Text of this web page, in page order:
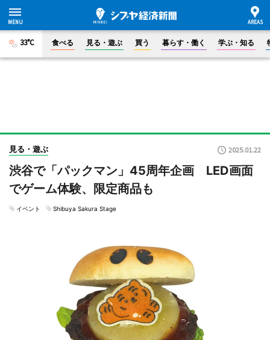
33°C 食べる 見る・遊ぶ 買う 暮らす・働く 学ぶ・知る
見る・遊ぶ 2025.01.22
渋谷で「パックマン」45周年企画 LED画面
でゲーム体験、限定商品も
イベント Shibuya Sakura Stage